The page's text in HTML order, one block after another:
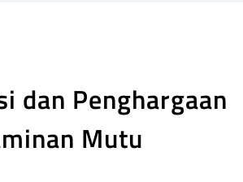
dan Penghargaan
Mutu